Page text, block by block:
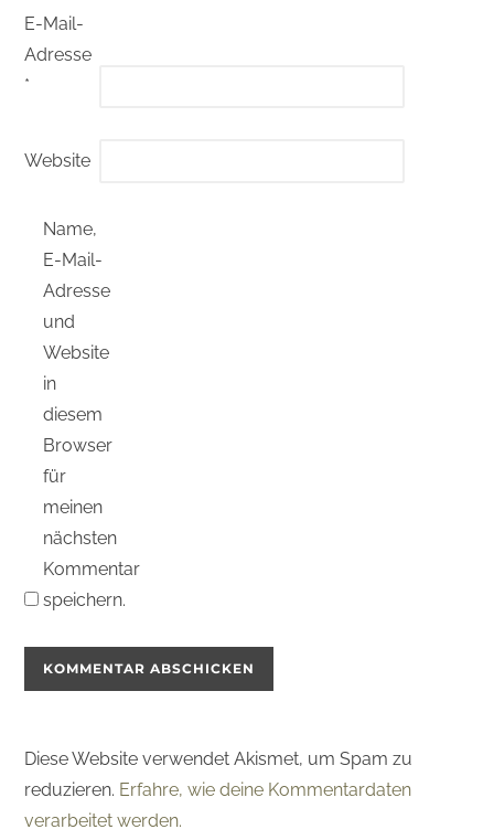
E-Mail-
Adresse
*
Website
Name,
E-Mail-
Adresse
und
Website
in
diesem
Browser
für
meinen
nächsten
Kommentar
speichern.
Diese Website verwendet Akismet, um Spam zu
reduzieren. Erfahre, wie deine Kommentardaten
verarbeitet werden.